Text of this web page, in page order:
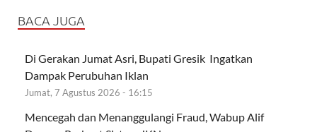
BACA JUGA
Di Gerakan Jumat Asri, Bupati Gresik Ingatkan
Dampak Perubuhan Iklan
Jumat, 7 Agustus 2026 - 16:15
Mencegah dan Menanggulangi Fraud, Wabup Alif